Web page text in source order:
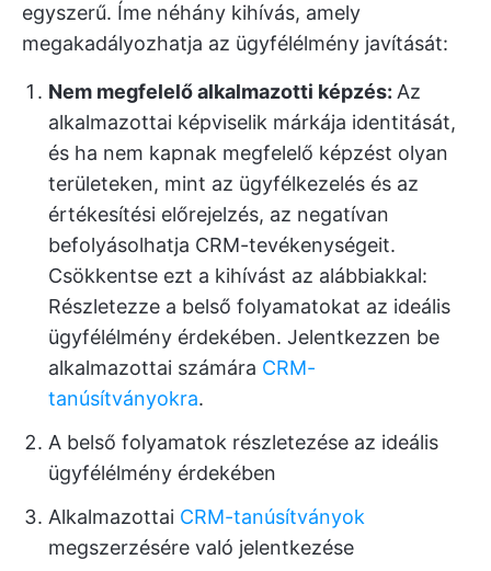
egyszerű. Íme néhány kihívás, amely
megakadályozhatja az ügyfélélmény javítását:
Nem megfelelő alkalmazotti képzés: Az
alkalmazottai képviselik márkája identitását,
és ha nem kapnak megfelelő képzést olyan
területeken, mint az ügyfélkezelés és az
értékesítési előrejelzés, az negatívan
befolyásolhatja CRM-tevékenységeit.
Csökkentse ezt a kihívást az alábbiakkal:
Részletezze a belső folyamatokat az ideális
ügyfélélmény érdekében. Jelentkezzen be
alkalmazottai számára CRM-
tanúsítványokra.
A belső folyamatok részletezése az ideális
ügyfélélmény érdekében
Alkalmazottai CRM-tanúsítványok
megszerzésére való jelentkezése